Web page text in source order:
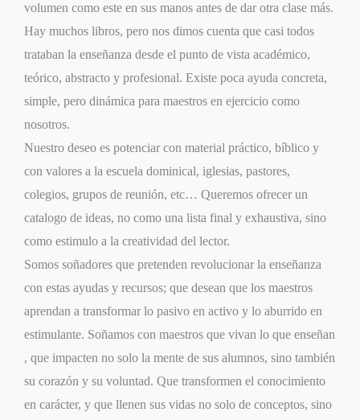
volumen como este en sus manos antes de dar otra clase más.
Hay muchos libros, pero nos dimos cuenta que casi todos
trataban la enseñanza desde el punto de vista académico,
teórico, abstracto y profesional. Existe poca ayuda concreta,
simple, pero dinámica para maestros en ejercicio como
nosotros.
Nuestro deseo es potenciar con material práctico, bíblico y
con valores a la escuela dominical, iglesias, pastores,
colegios, grupos de reunión, etc… Queremos ofrecer un
catalogo de ideas, no como una lista final y exhaustiva, sino
como estimulo a la creatividad del lector.
Somos soñadores que pretenden revolucionar la enseñanza
con estas ayudas y recursos; que desean que los maestros
aprendan a transformar lo pasivo en activo y lo aburrido en
estimulante. Soñamos con maestros que vivan lo que enseñan
, que impacten no solo la mente de sus alumnos, sino también
su corazón y su voluntad. Que transformen el conocimiento
en carácter, y que llenen sus vidas no solo de conceptos, sino